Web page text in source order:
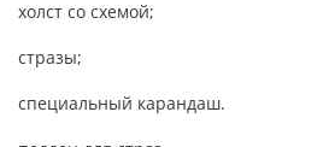
холст со схемой;
стразы;
специальный карандаш.